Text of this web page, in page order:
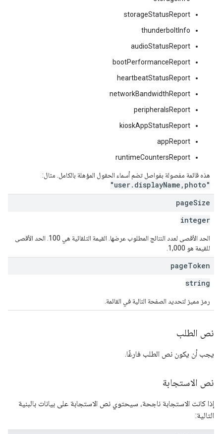
storageStatusReport
thunderboltInfo
audioStatusReport
bootPerformanceReport
heartbeatStatusReport
networkBandwidthReport
peripheralsReport
kioskAppStatusReport
appReport
runtimeCountersReport
هذه قائمة مفصولة بفواصل تضم أسماء الحقول المؤهلة بالكامل. مثال:
"user.displayName,photo"
pageSize
integer
الحد الأقصى لعدد النتائج المطلوب عرضها. القيمة التلقائية هي 100. الحد الأقصى
للقيمة هو 1,000.
pageToken
string
رمز مميز لتحديد الصفحة التالية في القائمة.
نص الطلب
يجب أن يكون نص الطلب فارغًا.
نص الاستجابة
إذا كانت الاستجابة ناجحة، سيحتوي نص الاستجابة على بيانات بالبنية
التالية: